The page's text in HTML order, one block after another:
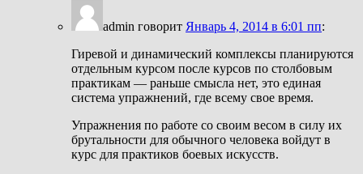
admin говорит Январь 4, 2014 в 6:01 пп:
Гиревой и динамический комплексы планируются
отдельным курсом после курсов по столбовым
практикам — раньше смысла нет, это единая
система упражнений, где всему свое время.
Упражнения по работе со своим весом в силу их
брутальности для обычного человека войдут в
курс для практиков боевых искусств.